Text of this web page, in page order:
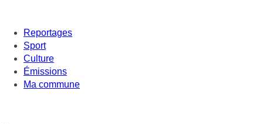
Reportages
Sport
Culture
Émissions
Ma commune